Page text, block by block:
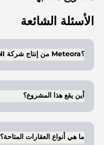
الأسئلة الشائعة
من هو مطور تطبيق VIANI من إنتاج شركة Meteora؟
معروفة بتقديم مشاريع سكنية حديثة وعالية الجودة في دبي.
أين يقع هذا المشروع؟
بالمعالم الرئيسية وسهولة الوصول إلى مراكز التسوق والترفيه.
ما هي أنواع العقارات المتاحة؟